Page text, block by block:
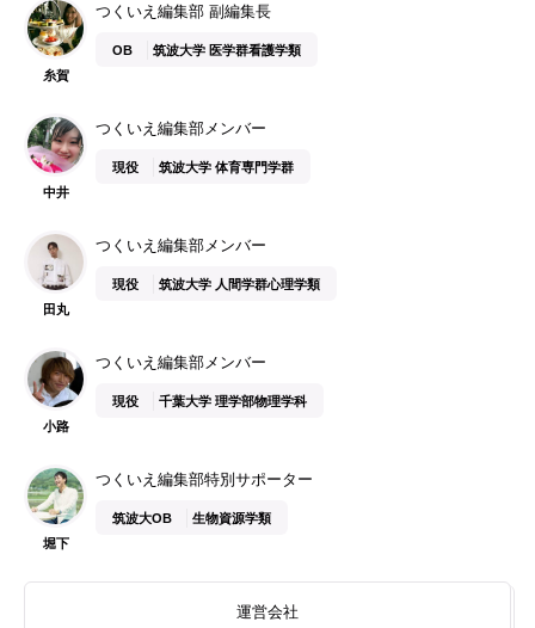
糸賀
つくいえ編集部 副編集長
OB 筑波大学 医学群看護学類
中井
つくいえ編集部メンバー
現役 筑波大学 体育専門学群
田丸
つくいえ編集部メンバー
現役 筑波大学 人間学群心理学類
小路
つくいえ編集部メンバー
現役 千葉大学 理学部物理学科
堀下
つくいえ編集部特別サポーター
筑波大OB 生物資源学類
運営会社